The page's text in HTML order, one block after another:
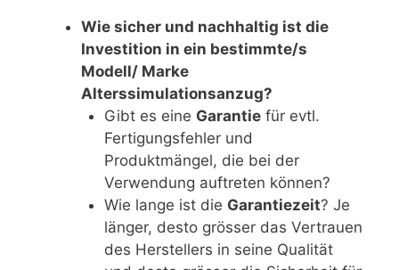
Wie sicher und nachhaltig ist die
Investition in ein bestimmte/s
Modell/ Marke
Alterssimulationsanzug?
Gibt es eine Garantiefür evtl.
Fertigungsfehler und
Produktmängel, die bei der
Verwendung auftreten können?
Wie lange ist die Garantiezeit? Je
länger, desto grösser das Vertrauen
des Herstellers in seine Qualität